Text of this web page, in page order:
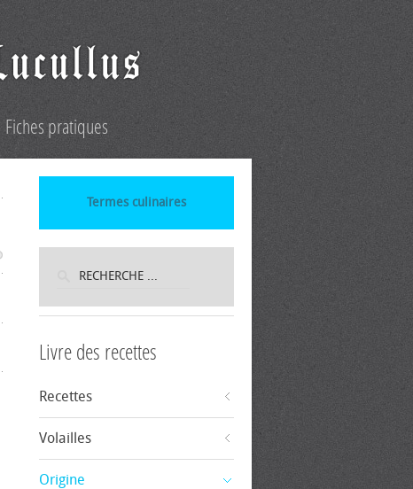
Fiches pratiques
Termes culinaires
Livre des recettes
Recettes
Volailles
Origine